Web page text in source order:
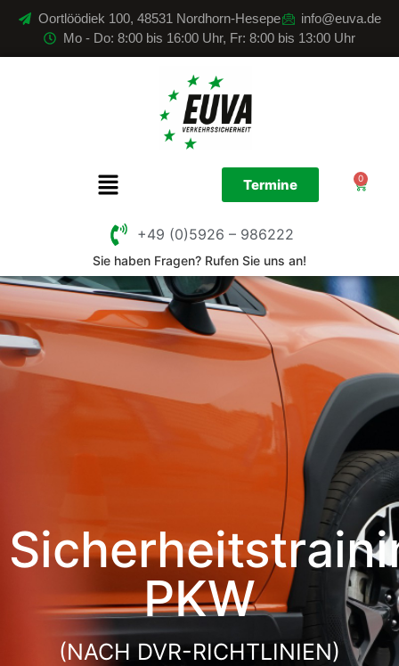
Oortlöödiek 100, 48531 Nordhorn-Hesepe
info@euva.de
Mo - Do: 8:00 bis 16:00 Uhr, Fr: 8:00 bis 13:00 Uhr
Termine 0
+49 (0)5926 – 986222
Sie haben Fragen? Rufen Sie uns an!
PKW
(NACH DVR-RICHTLINIEN)